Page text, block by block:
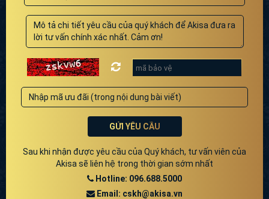
GỬI YÊU CẦU
Sau khi nhận được yêu cầu của Quý khách, tư vấn viên của
Akisa sẽ liên hệ trong thời gian sớm nhất
Hotline: 096.688.5000
Email: cskh@akisa.vn